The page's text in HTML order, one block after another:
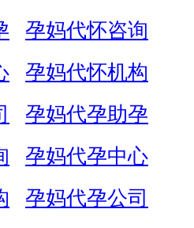
孕妈代怀咨询
孕妈代怀机构
孕妈代孕助孕
孕妈代孕中心
孕妈代孕公司